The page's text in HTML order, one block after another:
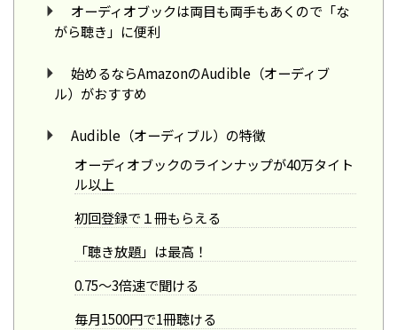
オーディオブックは両目も両手もあくので「な
がら聴き」に便利
始めるならAmazonのAudible（オーディブ
ル）がおすすめ
Audible（オーディブル）の特徴
オーディオブックのラインナップが40万タイト
ル以上
初回登録で１冊もらえる
「聴き放題」は最高！
0.75～3倍速で聞ける
毎月1500円で1冊聴ける